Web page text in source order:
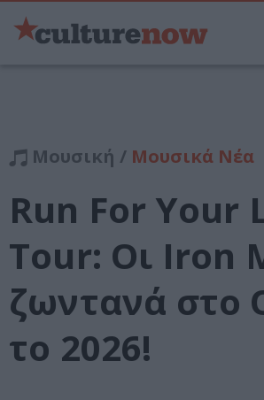
Μουσική / Μουσικά Νέα
Run For Your
Tour: Οι Iron
ζωντανά στο
το 2026!